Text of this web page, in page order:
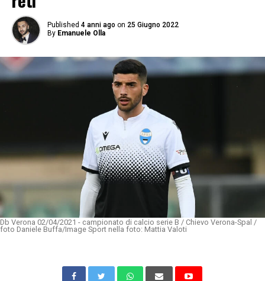
Published 4 anni ago on 25 Giugno 2022
By Emanuele Olla
Db Verona 02/04/2021 - campionato di calcio serie B / Chievo Verona-Spal /
foto Daniele Buffa/Image Sport nella foto: Mattia Valoti